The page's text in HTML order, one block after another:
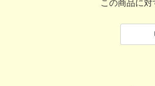
この商品に対